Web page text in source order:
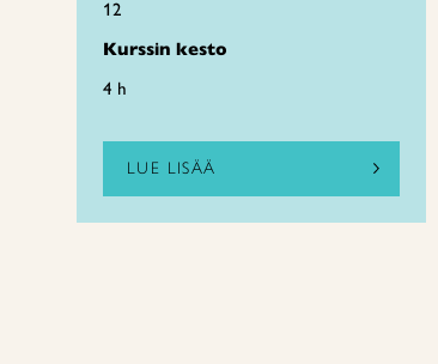
12
Kurssin kesto
4 h
LUE LISÄÄ